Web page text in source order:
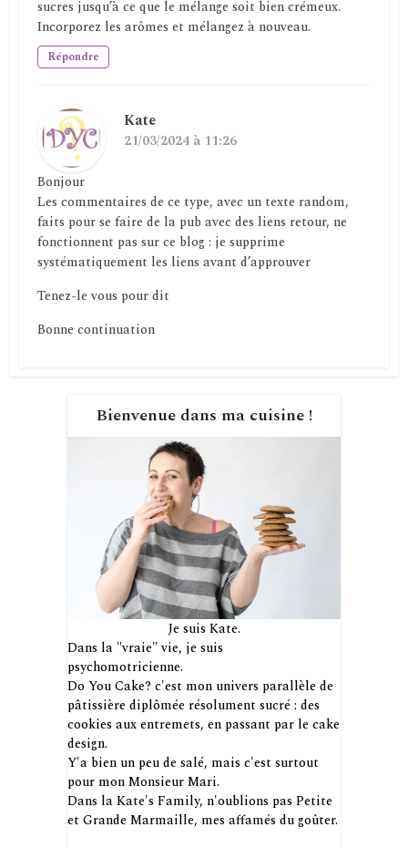
sucres jusqu’à ce que le mélange soit bien crémeux.
Incorporez les arômes et mélangez à nouveau.
Répondre
Kate
21/03/2024 à 11:26
Bonjour
Les commentaires de ce type, avec un texte random,
faits pour se faire de la pub avec des liens retour, ne
fonctionnent pas sur ce blog : je supprime
systématiquement les liens avant d’approuver
Tenez-le vous pour dit
Bonne continuation
Bienvenue dans ma cuisine !
Je suis Kate.
Dans la "vraie" vie, je suis
psychomotricienne.
Do You Cake? c'est mon univers parallèle de
pâtissière diplômée résolument sucré : des
cookies aux entremets, en passant par le cake
design.
Y'a bien un peu de salé, mais c'est surtout
pour mon Monsieur Mari.
Dans la Kate's Family, n'oublions pas Petite
et Grande Marmaille, mes affamés du goûter.